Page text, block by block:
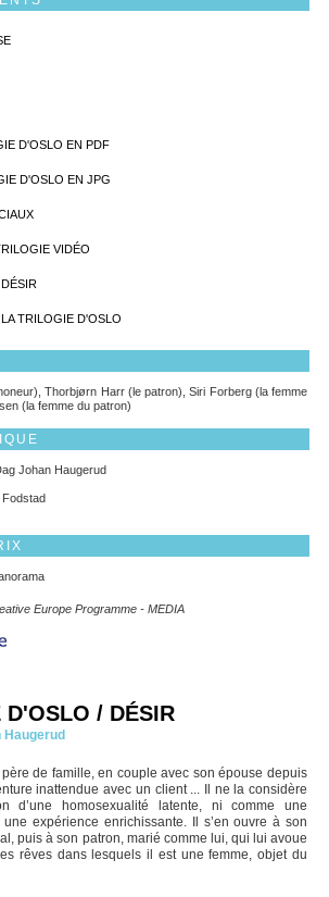
D'OSLO EN PDF
D'OSLO EN JPG
VIDÉO
TRILOGIE D'OSLO
Thorbjørn Harr (le patron), Siri Forberg (la femme
(la femme du patron)
Johan Haugerud
Fodstad
Europe Programme - MEDIA
D'OSLO / DÉSIR
Haugerud
de famille, en couple avec son épouse depuis
inattendue avec un client ... Il ne la considère
d’une homosexualité latente, ni comme une
expérience enrichissante. Il s’en ouvre à son
puis à son patron, marié comme lui, qui lui avoue
rêves dans lesquels il est une femme, objet du